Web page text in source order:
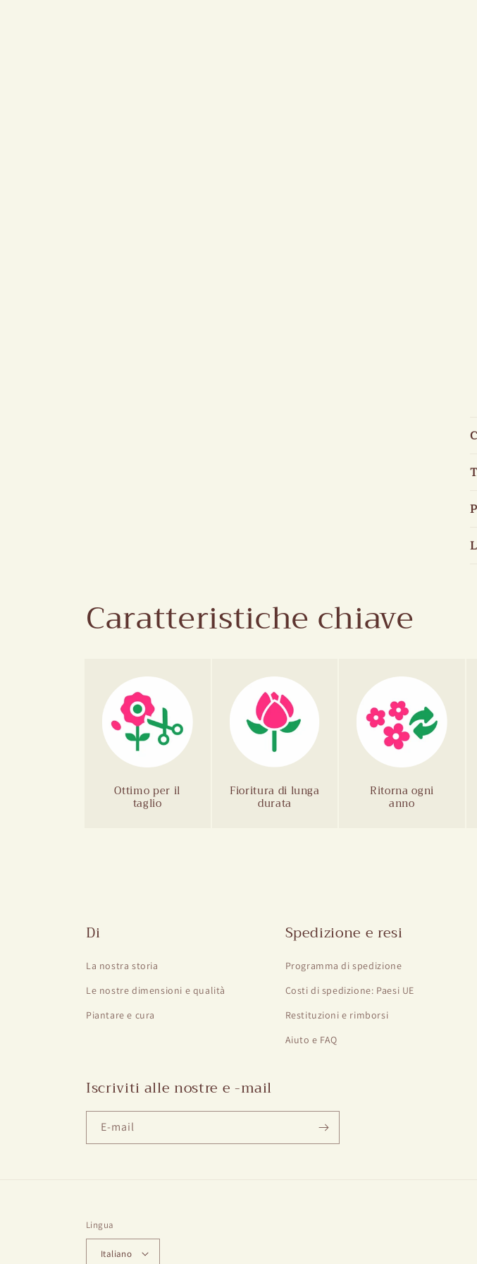
Caratteristiche chiave
Ottimo per il
taglio
Fioritura di lunga
durata
Ritorna ogni
anno
Di
La nostra storia
Le nostre dimensioni e qualità
Piantare e cura
Spedizione e resi
Programma di spedizione
Costi di spedizione: Paesi UE
Restituzioni e rimborsi
Aiuto e FAQ
Iscriviti alle nostre e -mail
E-mail
Lingua
Italiano